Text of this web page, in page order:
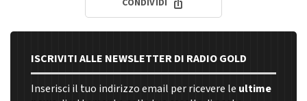
CONDIVIDI
ISCRIVITI ALLE NEWSLETTER DI RADIO GOLD
Inserisci il tuo indirizzo email per ricevere le ultime